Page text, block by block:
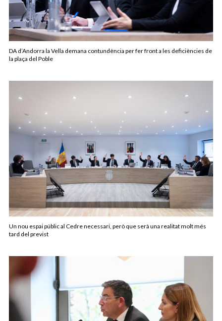
DA d’Andorra la Vella demana contundència per fer front a les deficiències de
la plaça del Poble
Un nou espai públic al Cedre necessari, però que serà una realitat molt més
tard del previst